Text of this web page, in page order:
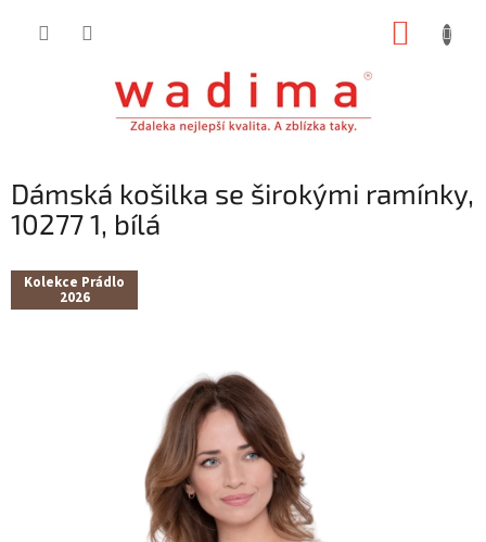
Dámská košilka se širokými ramínky,
10277 1, bílá
Kolekce Prádlo
2026